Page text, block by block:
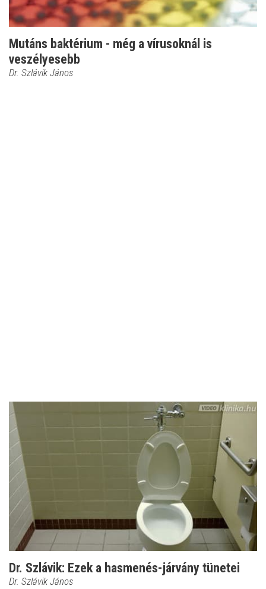
Mutáns baktérium - még a vírusoknál is
veszélyesebb
Dr. Szlávik János
Dr. Szlávik: Ezek a hasmenés-járvány tünetei
Dr. Szlávik János